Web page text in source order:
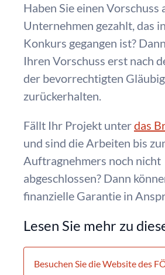
Haben Sie einen Vorschuss
Unternehmen gezahlt, das
Konkurs gegangen ist?
Ihren Vorschuss erst nach
der bevorrechtigten
zurückerhalten.
Fällt Ihr Projekt unterdas
und sind die Arbeiten bis
Auftragnehmers noch nicht
abgeschlossen? Dann
finanzielle Garantie in
Lesen Sie mehr zu
Besuchen Sie die Website des